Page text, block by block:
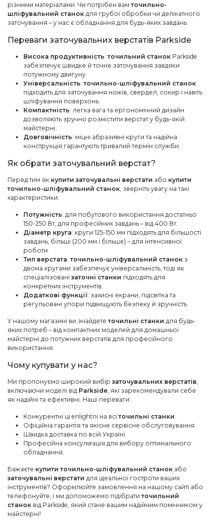
різними матеріалами. Чи потрібен вамточильно-
шліфувальний станок для грубої обробки чи делікатного
заточування – у нас є обладнання для будь-яких завдань.
Переваги заточувальних верстатів Parkside
Висока продуктивність:точильний станок Parkside
забезпечує швидке й точне заточування завдяки
потужному двигуну.
Універсальність:точильно-шліфувальний станок
підходить для заточування ножів, свердел, сокир і навіть
шліфування поверхонь.
Компактність: легка вага та ергономічний дизайн
дозволяють зручно розмістити верстат у будь-якій
майстерні.
Довговічність: міцні абразивні круги та надійна
конструкція гарантують тривалий термін служби.
Як обрати заточувальний верстат?
Перед тим як купити заточувальні верстати або купити
точильно-шліфувальний станок , зверніть увагу на такі
характеристики:
Потужність: для побутового використання достатньо
150-250 Вт, для професійних завдань – від 400 Вт.
Діаметр круга: круги 125-150 мм підходять для більшості
завдань, більші (200 мм і більше) – для інтенсивної
роботи.
Тип верстата:точильно-шліфувальний станок з
двома кругами забезпечує універсальність, тоді як
спеціалізовані заточні станки підходять для
конкретних інструментів.
Додаткові функції: захисні екрани, підсвітка та
регульовані упори підвищують безпеку й зручність.
У нашому магазині ви знайдететочильні станки для будь-
яких потреб – від компактних моделей для домашньої
майстерні до потужних верстатів для професійного
використання.
Чому купувати у нас?
Ми пропонуємо широкий вибір заточувальних верстатів
включаючи моделі від Parkside , які зарекомендували себе
як надійні та ефективні. Наші переваги:
Конкурентні ці enlightni на всіточильні станки
Офіційна гарантія та якісне сервісне обслуговування.
Швидка доставка по всій Україні.
Професійна консультація для вибору оптимального
обладнання.
Бажаєте купити точильно-шліфувальний станок або
заточувальні верстати для ідеальної гостроти ваших
інструментів? Оформлюйте замовлення на нашому сайті або
телефонуйте, і ми допоможемо підібратиточильний
станок від Parkside, який стане вашим надійним помічником у
майстерні!